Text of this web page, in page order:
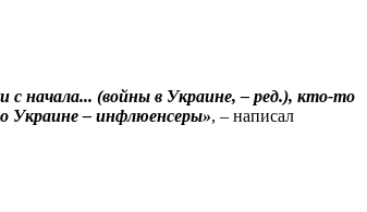
начала... (войны в Украине, – ред.), кто-то
Украине – инфлюенсеры», – написал